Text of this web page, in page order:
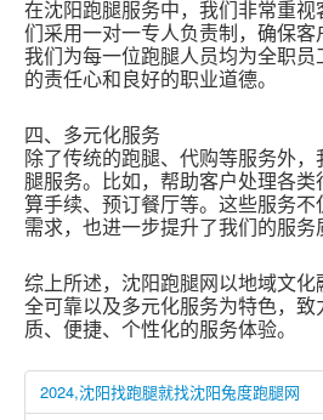
在沈阳跑腿服务中，我们非常重
们采用一对一专人负责制，确保客
我们为每一位跑腿人员均为全职
的责任心和良好的职业道德。
四、多元化服务
除了传统的跑腿、代购等服务外
腿服务。比如，帮助客户处理各
算手续、预订餐厅等。这些服务
需求，也进一步提升了我们的服务
综上所述，沈阳跑腿网以地域文
全可靠以及多元化服务为特色，
质、便捷、个性化的服务体验。
2024,沈阳找跑腿就找沈阳兔度跑腿网